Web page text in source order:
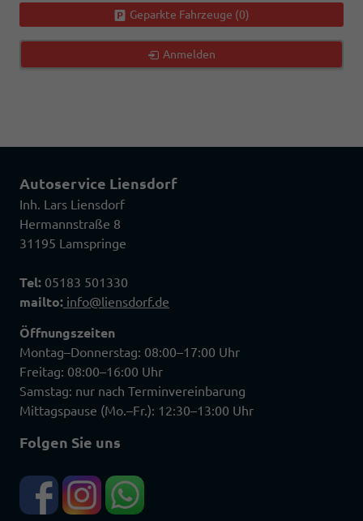
Geparkte Fahrzeuge (0)
Anmelden
Autoservice Liensdorf
Inh. Lars Liensdorf
Hermannstraße 8
31195 Lamspringe
Tel: 05183 501330
mailto: info@liensdorf.de
Öffnungszeiten
Montag–Donnerstag: 08:00–17:00 Uhr
Freitag: 08:00–16:00 Uhr
Samstag: nur nach Terminvereinbarung
Mittagspause (Mo.–Fr.): 12:30–13:00 Uhr
Folgen Sie uns